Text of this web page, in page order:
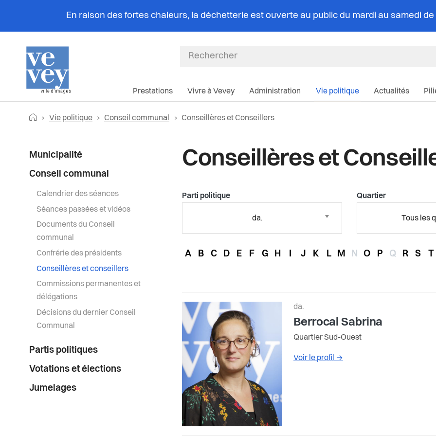
En raison des fortes chaleurs, la déchetterie est ouverte au public du mardi au samedi de
Prestations Vivre à Vevey Administration Vie politique Actualités
FilRetourner vers la page d'accueil
Vie politique Conseil communal Page actuelle:
Conseillères et Conseillers
Conseillères et
Parti politique
da.
Quartier
Tous les
A B C D E F G H I J K L M N O P Q R S T
da.
Berrocal Sabrina
Quartier Sud-Ouest
Voir le profil →
Menu
latéral
Municipalité
Conseil communal
Calendrier des séances
Séances passées et vidéos
Documents du Conseil
communal
Confrérie des présidents
Conseillères et conseillers
Commissions permanentes et
délégations
Décisions du dernier Conseil
Communal
Partis politiques
Votations et élections
Jumelages